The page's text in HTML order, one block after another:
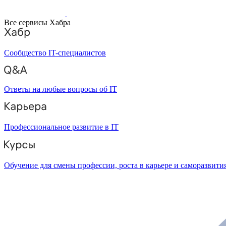
Все сервисы Хабра
Сообщество IT-специалистов
Ответы на любые вопросы об IT
Профессиональное развитие в IT
Обучение для смены профессии, роста в карьере и